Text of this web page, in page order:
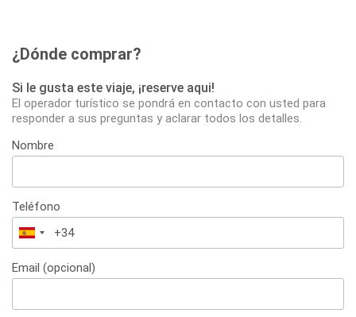
¿Dónde comprar?
Si le gusta este viaje, ¡reserve aqui!
El operador turístico se pondrá en contacto con usted para
responder a sus preguntas y aclarar todos los detalles.
Nombre
Teléfono
España
+34
Email (opcional)